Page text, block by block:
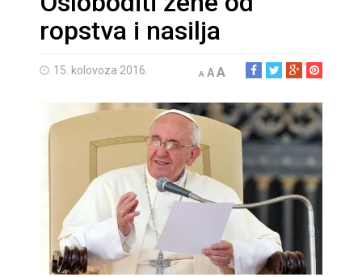
ropstva i nasilja
15. kolovoza 2016. A AA